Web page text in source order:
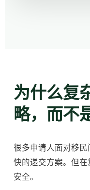
为什么复
略，而不
很多申请人面对移
快的递交方案。但
安全。